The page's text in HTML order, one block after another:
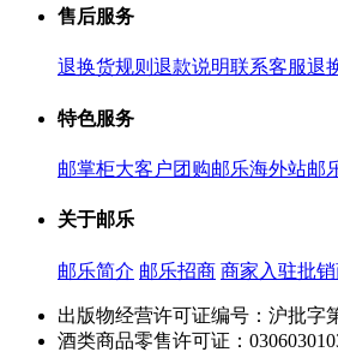
售后服务
退换货规则 退款说明联系客服退
特色服务
邮掌柜大客户团购邮乐海外站邮
关于邮乐
邮乐简介 邮乐招商 商家入驻批
出版物经营许可证编号：沪批字
酒类商品零售许可证：